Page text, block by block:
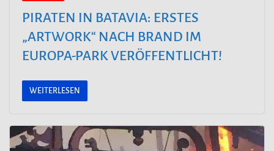
PIRATEN IN BATAVIA: ERSTES
„ARTWORK“ NACH BRAND IM
EUROPA-PARK VERÖFFENTLICHT!
WEITERLESEN